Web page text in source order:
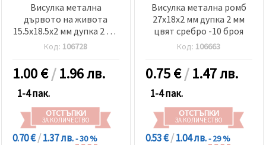
Висулка метална
дървото на живота
15.5x18.5x2 мм дупка 2 мм
цвят сребро -10 броя
Код: 106728
1.00€/1.96 лв.
1-4 пак.
ОТСТЪПКИ
ЗА КОЛИЧЕСТВО
0.70 €/1.37 лв.- 30 %
Висулка метална ромб
27x18x2 мм дупка 2 мм
цвят сребро -10 броя
Код: 106663
0.75€/1.47 лв.
1-4 пак.
ОТСТЪПКИ
ЗА КОЛИЧЕСТВО
0.53 €/1.04 лв.- 29 %